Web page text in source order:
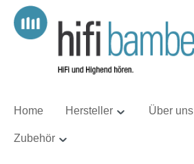
Hauptinhalt springen
Zur Suche springen
Zur Hauptnavigation springen
Home Hersteller Über uns
Zubehör